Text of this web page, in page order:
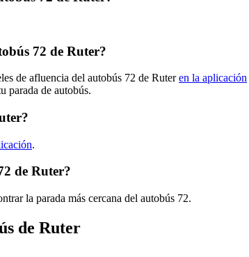
72 de Ruter?
de afluencia del autobús 72 de Ruteren la aplicación
parada de autobús.
.
de Ruter?
la parada más cercana del autobús 72.
de Ruter